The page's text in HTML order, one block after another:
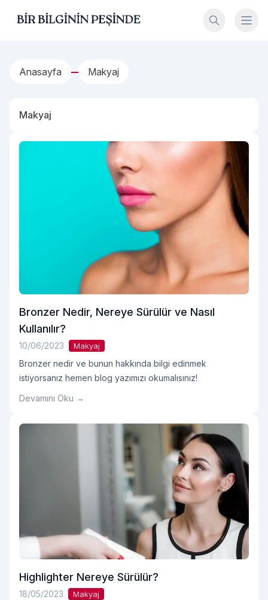
Bir Bilginin Peşinde!
Anasayfa Makyaj
Makyaj
Bronzer Nedir, Nereye Sürülür ve Nasıl
Kullanılır?
10/06/2023 Makyaj
Bronzer nedir ve bunun hakkında bilgi edinmek
istiyorsanız hemen blog yazımızı okumalısınız!
Devamını Oku →
Highlighter Nereye Sürülür?
18/05/2023 Makyaj